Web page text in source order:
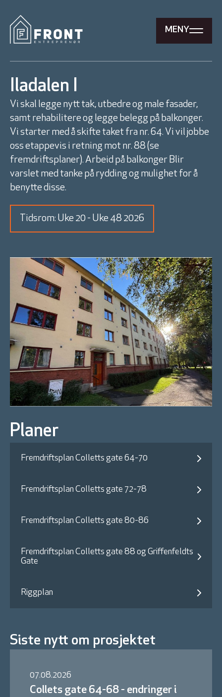
MENY
Iladalen I
Vi skal legge nytt tak, utbedre og male fasader,
samt rehabilitere og legge belegg på balkonger.
Vi starter med å skifte taket fra nr. 64. Vi vil jobbe
oss etappevis i retning mot nr. 88 (se
fremdriftsplaner). Arbeid på balkonger Blir
varslet med tanke på rydding og mulighet for å
benytte disse.
Tidsrom: Uke 20 - Uke 48 2026
Planer
Fremdriftsplan Colletts gate 64-70
Fremdriftsplan Colletts gate 72-78
Fremdriftsplan Colletts gate 80-86
Fremdriftsplan Colletts gate 88 og Griffenfeldts
Gate
Riggplan
Siste nytt om prosjektet
07.08.2026
Collets gate 64-68 - endringer i